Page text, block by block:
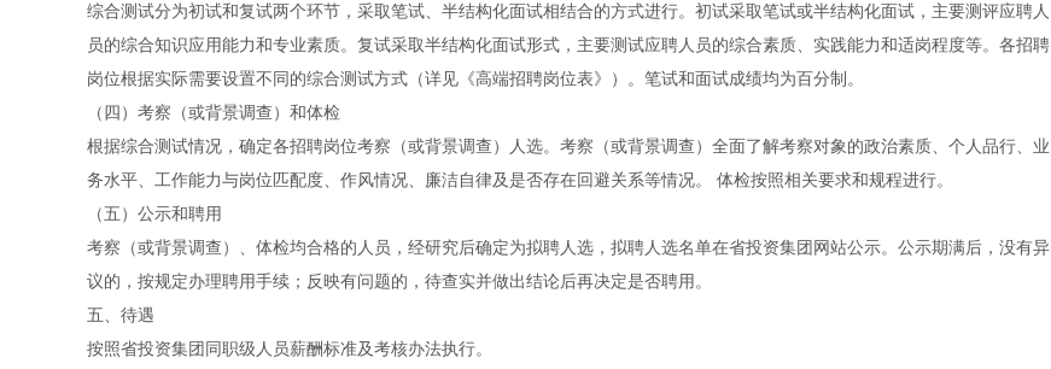
综合测试分为初试和复试两个环节，采取笔试、半结构化面试相结合的方式进行。初试采取笔试或半结构化面试，主要测评应聘人
员的综合知识应用能力和专业素质。复试采取半结构化面试形式，主要测试应聘人员的综合素质、实践能力和适岗程度等。各招聘
岗位根据实际需要设置不同的综合测试方式（详见《高端招聘岗位表》）。笔试和面试成绩均为百分制。
（四）考察（或背景调查）和体检
根据综合测试情况，确定各招聘岗位考察（或背景调查）人选。考察（或背景调查）全面了解考察对象的政治素质、个人品行、业
务水平、工作能力与岗位匹配度、作风情况、廉洁自律及是否存在回避关系等情况。 体检按照相关要求和规程进行。
（五）公示和聘用
考察（或背景调查）、体检均合格的人员，经研究后确定为拟聘人选，拟聘人选名单在省投资集团网站公示。公示期满后，没有异
议的，按规定办理聘用手续；反映有问题的，待查实并做出结论后再决定是否聘用。
五、待遇
按照省投资集团同职级人员薪酬标准及考核办法执行。